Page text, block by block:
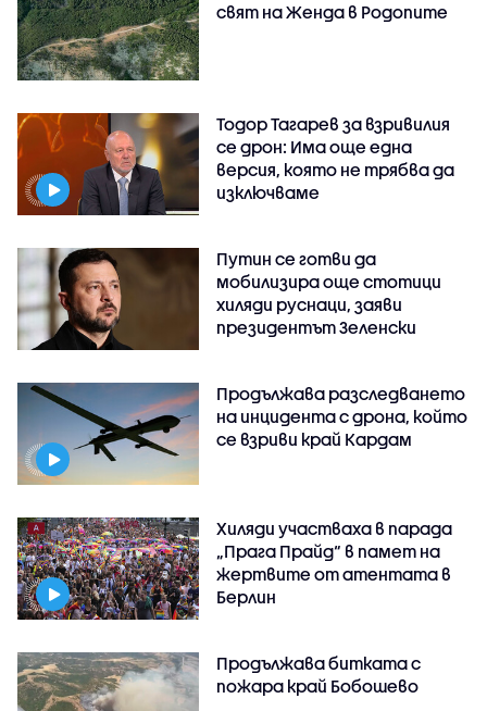
свят на Женда в Родопите
Тодор Тагарев за взривилия
се дрон: Има още една
версия, която не трябва да
изключваме
Путин се готви да
мобилизира още стотици
хиляди руснаци, заяви
президентът Зеленски
Продължава разследването
на инцидента с дрона, който
се взриви край Кардам
Хиляди участваха в парада
„Прага Прайд“ в памет на
жертвите от атентата в
Берлин
Продължава битката с
пожара край Бобошево